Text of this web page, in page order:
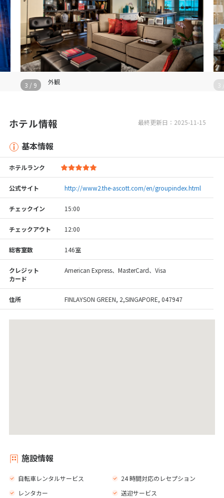
外観
3 / 9 3
最終更新日：2025-11-15
ホテル情報
基本情報
ホテルランク
公式サイト http://www2.the-ascott.com/en/groupindex.html
チェックイン 15:00
チェックアウト 12:00
総客室数 146室
クレジット
カード
American Express、MasterCard、Visa
住所 FINLAYSON GREEN, 2,SINGAPORE, 047947
施設情報
自転車レンタルサービス
24 時間対応のレセプション
レンタカー
送迎サービス